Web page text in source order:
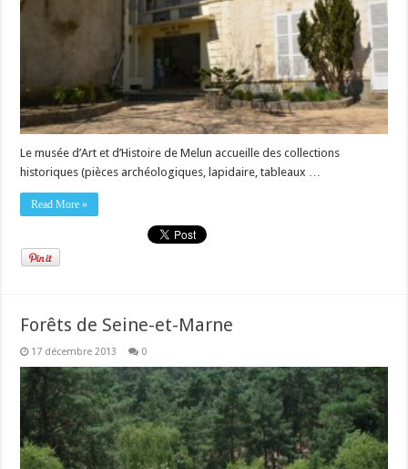
Le musée d’Art et d’Histoire de Melun accueille des collections
historiques (pièces archéologiques, lapidaire, tableaux …
Read More »
Forêts de Seine-et-Marne
17 décembre 2013 0